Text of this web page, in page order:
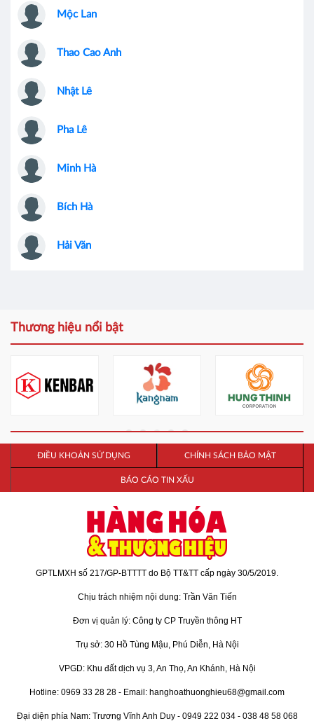
Mộc Lan
Thao Cao Anh
Nhật Lê
Pha Lê
Minh Hà
Bích Hà
Hải Văn
Thương hiệu nổi bật
ĐIỀU KHOẢN SỬ DỤNG CHÍNH SÁCH BẢO MẬT
BÁO CÁO TIN XẤU
GPTLMXH số 217/GP-BTTTT do Bộ TT&TT cấp ngày 30/5/2019.
Chịu trách nhiệm nội dung: Trần Văn Tiến
Đơn vị quản lý: Công ty CP Truyền thông HT
Trụ sở: 30 Hồ Tùng Mậu, Phú Diễn, Hà Nội
VPGD: Khu đất dịch vụ 3, An Thọ, An Khánh, Hà Nội
Hotline: 0969 33 28 28 - Email: hanghoathuonghieu68@gmail.com
Đại diện phía Nam: Trương Vĩnh Anh Duy - 0949 222 034 - 038 48 58 068